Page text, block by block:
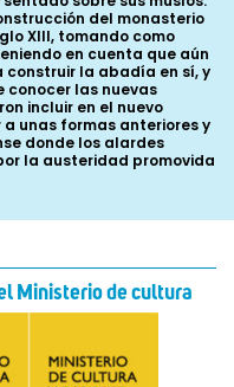
Ministerio de cultura